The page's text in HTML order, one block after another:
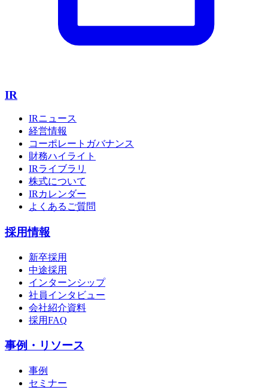
IR
IRニュース
経営情報
コーポレートガバナンス
財務ハイライト
IRライブラリ
株式について
IRカレンダー
よくあるご質問
採用情報
新卒採用
中途採用
インターンシップ
社員インタビュー
会社紹介資料
採用FAQ
事例・リソース
事例
セミナー